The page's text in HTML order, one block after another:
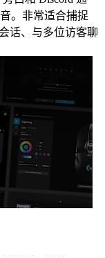
。非常适合捕捉
话、与多位访客聊